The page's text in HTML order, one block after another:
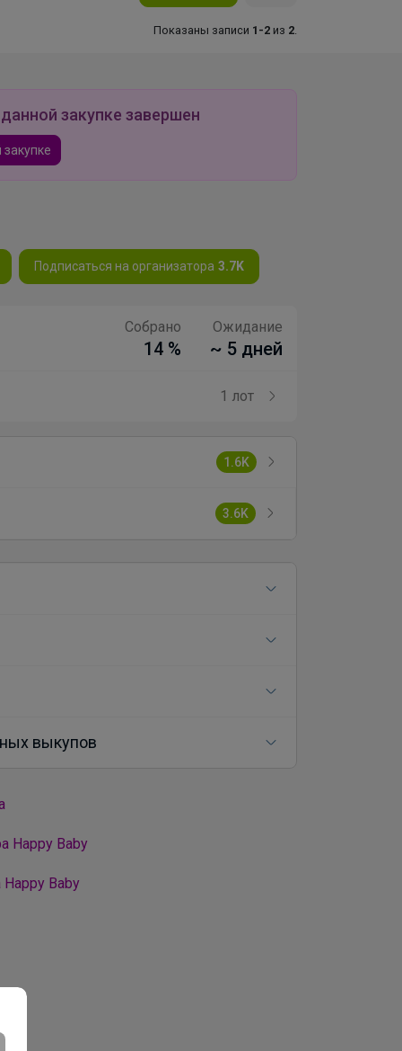
Показаны записи 1-2 из 2
закупке завершен
Подписаться на организатора 3.7K
Собрано
14 %
Ожидание
~ 5 дней
1 лот
1.6K
3.6K
выкупов
Happy Baby
Happy Baby